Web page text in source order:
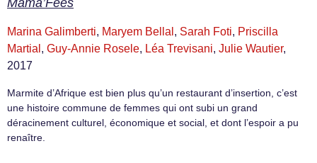
Mama’Fées
Marina Galimberti, Maryem Bellal , Sarah Foti, Priscilla
Martial , Guy-Annie Rosele, Léa Trevisani, Julie Wautier,
2017
Marmite d’Afrique est bien plus qu’un restaurant d’insertion, c’est
une histoire commune de femmes qui ont subi un grand
déracinement culturel, économique et social, et dont l’espoir a pu
renaître.